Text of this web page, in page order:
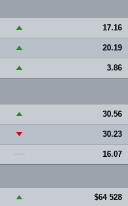
▲ 17.16
▲ 20.19
▲ 3.86
▲ 30.56
▼ 30.23
— 16.07
▲ $64 528